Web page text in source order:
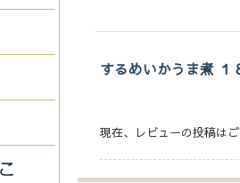
するめいかうま煮 １
現在、レビューの投稿はご